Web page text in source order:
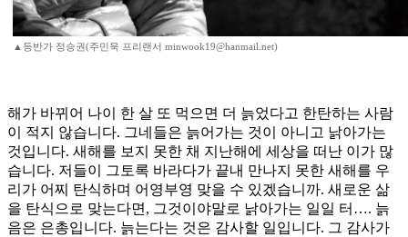
▲등반가 정승권(주민욱 프리랜서 minwook19@hanmail.net)
해가 바뀌어 나이 한 살 또 먹으면 더 늙었다고 한탄하는 사람
이 적지 않습니다. 그네들은 늙어가는 것이 아니고 낡아가는
것입니다. 새해를 보지 못한 채 지난해에 세상을 떠난 이가 많
습니다. 저들이 그토록 바라다가 끝내 만나지 못한 새해를 우
리가 어찌 탄식하며 어영부영 맞을 수 있겠습니까. 새로운 삶
을 탄식으로 맞는다면, 그것이야말로 낡아가는 일일 터…. 늙
음은 은총입니다. 늙는다는 것은 감사할 일입니다. 그 감사가